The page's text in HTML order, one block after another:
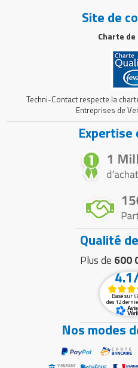
Site de
Charte
Techni-Contact respecte la
Entreprises de
Qualité
Plus de 600
Basé sur
des 12
Nos modes